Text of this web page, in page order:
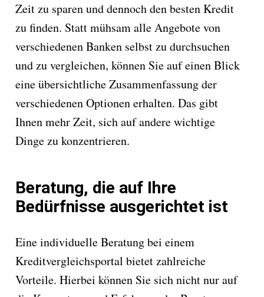
Zeit zu sparen und dennoch den besten Kredit
zu finden. Statt mühsam alle Angebote von
verschiedenen Banken selbst zu durchsuchen
und zu vergleichen, können Sie auf einen Blick
eine übersichtliche Zusammenfassung der
verschiedenen Optionen erhalten. Das gibt
Ihnen mehr Zeit, sich auf andere wichtige
Dinge zu konzentrieren.
Beratung, die auf Ihre
Bedürfnisse ausgerichtet ist
Eine individuelle Beratung bei einem
Kreditvergleichsportal bietet zahlreiche
Vorteile. Hierbei können Sie sich nicht nur auf